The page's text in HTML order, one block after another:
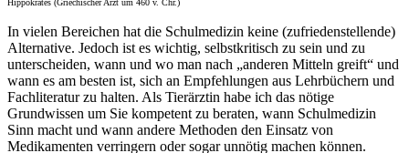
Hippokrates (Griechischer Arzt um 460 v. Chr.)
In vielen Bereichen hat die Schulmedizin keine (zufriedenstellende)
Alternative. Jedoch ist es wichtig, selbstkritisch zu sein und zu
unterscheiden, wann und wo man nach „anderen Mitteln greift“ und
wann es am besten ist, sich an Empfehlungen aus Lehrbüchern und
Fachliteratur zu halten. Als Tierärztin habe ich das nötige
Grundwissen um Sie kompetent zu beraten, wann Schulmedizin
Sinn macht und wann andere Methoden den Einsatz von
Medikamenten verringern oder sogar unnötig machen können.